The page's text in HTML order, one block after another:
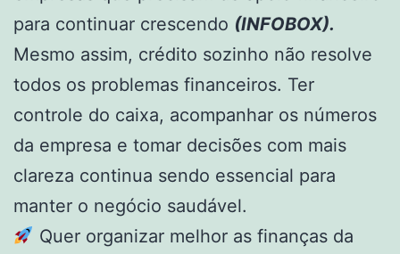
para continuar crescendo (INFOBOX).
Mesmo assim, crédito sozinho não resolve
todos os problemas financeiros. Ter
controle do caixa, acompanhar os números
da empresa e tomar decisões com mais
clareza continua sendo essencial para
manter o negócio saudável.
Quer organizar melhor as finanças da